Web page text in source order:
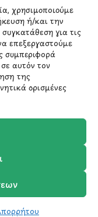
χρησιμοποιούμε
ή/και την
για τις
επεξεργαστούμε
συμπεριφορά
αυτόν τον
της
ορισμένες